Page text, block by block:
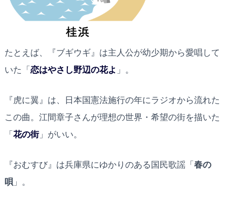
たとえば、『ブギウギ』は主人公が幼少期から愛唱して
いた「 恋はやさし野辺の花よ 」。
『虎に翼』は、日本国憲法施行の年にラジオから流れた
この曲。江間章子さんが理想の世界・希望の街を描いた
「 花の街」がいい。
『おむすび』は兵庫県にゆかりのある国民歌謡「春の
唄 」。